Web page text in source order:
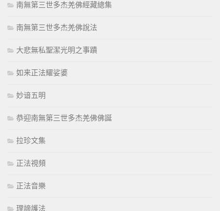
南無第三世多杰羌佛經藏總集
南無第三世多杰羌佛說法
大悲無私聖潔光明之事蹟
如来正法耀娑婆
妙谙五明
恭迎南無第三世多杰羌佛佛誕
拉珍文集
正法視頻
正法音樂
理諦護法